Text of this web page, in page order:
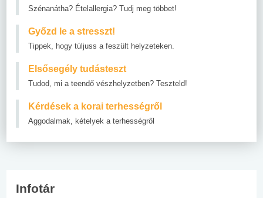
Szénanátha? Ételallergia? Tudj meg többet!
Győzd le a stresszt!
Tippek, hogy túljuss a feszült helyzeteken.
Elsősegély tudásteszt
Tudod, mi a teendő vészhelyzetben? Teszteld!
Kérdések a korai terhességről
Aggodalmak, kételyek a terhességről
Infotár